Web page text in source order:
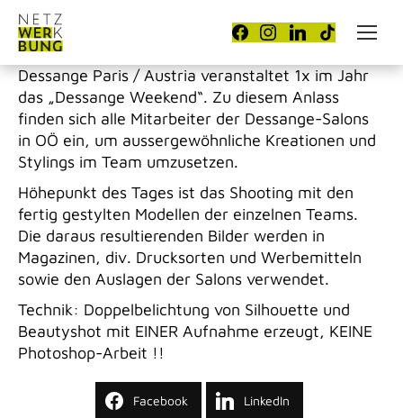
Dessange Paris / Austria veranstaltet 1x im Jahr
das „Dessange Weekend“. Zu diesem Anlass
finden sich alle Mitarbeiter der Dessange-Salons
in OÖ ein, um aussergewöhnliche Kreationen und
Stylings im Team umzusetzen.
Höhepunkt des Tages ist das Shooting mit den
fertig gestylten Modellen der einzelnen Teams.
Die daraus resultierenden Bilder werden in
Magazinen, div. Drucksorten und Werbemitteln
sowie den Auslagen der Salons verwendet.
Technik: Doppelbelichtung von Silhouette und
Beautyshot mit EINER Aufnahme erzeugt, KEINE
Photoshop-Arbeit !!
Facebook LinkedIn